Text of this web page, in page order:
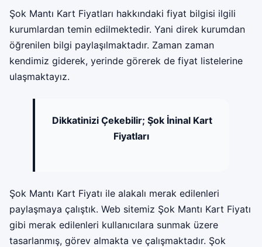
Şok Mantı Kart Fiyatları hakkındaki fiyat bilgisi ilgili
kurumlardan temin edilmektedir. Yani direk kurumdan
öğrenilen bilgi paylaşılmaktadır. Zaman zaman
kendimiz giderek, yerinde görerek de fiyat listelerine
ulaşmaktayız.
Dikkatinizi Çekebilir; Şok İninal Kart
Fiyatları
Şok Mantı Kart Fiyatı ile alakalı merak edilenleri
paylaşmaya çalıştık. Web sitemiz Şok Mantı Kart Fiyatı
gibi merak edilenleri kullanıcılara sunmak üzere
tasarlanmış, görev almakta ve çalışmaktadır. Şok